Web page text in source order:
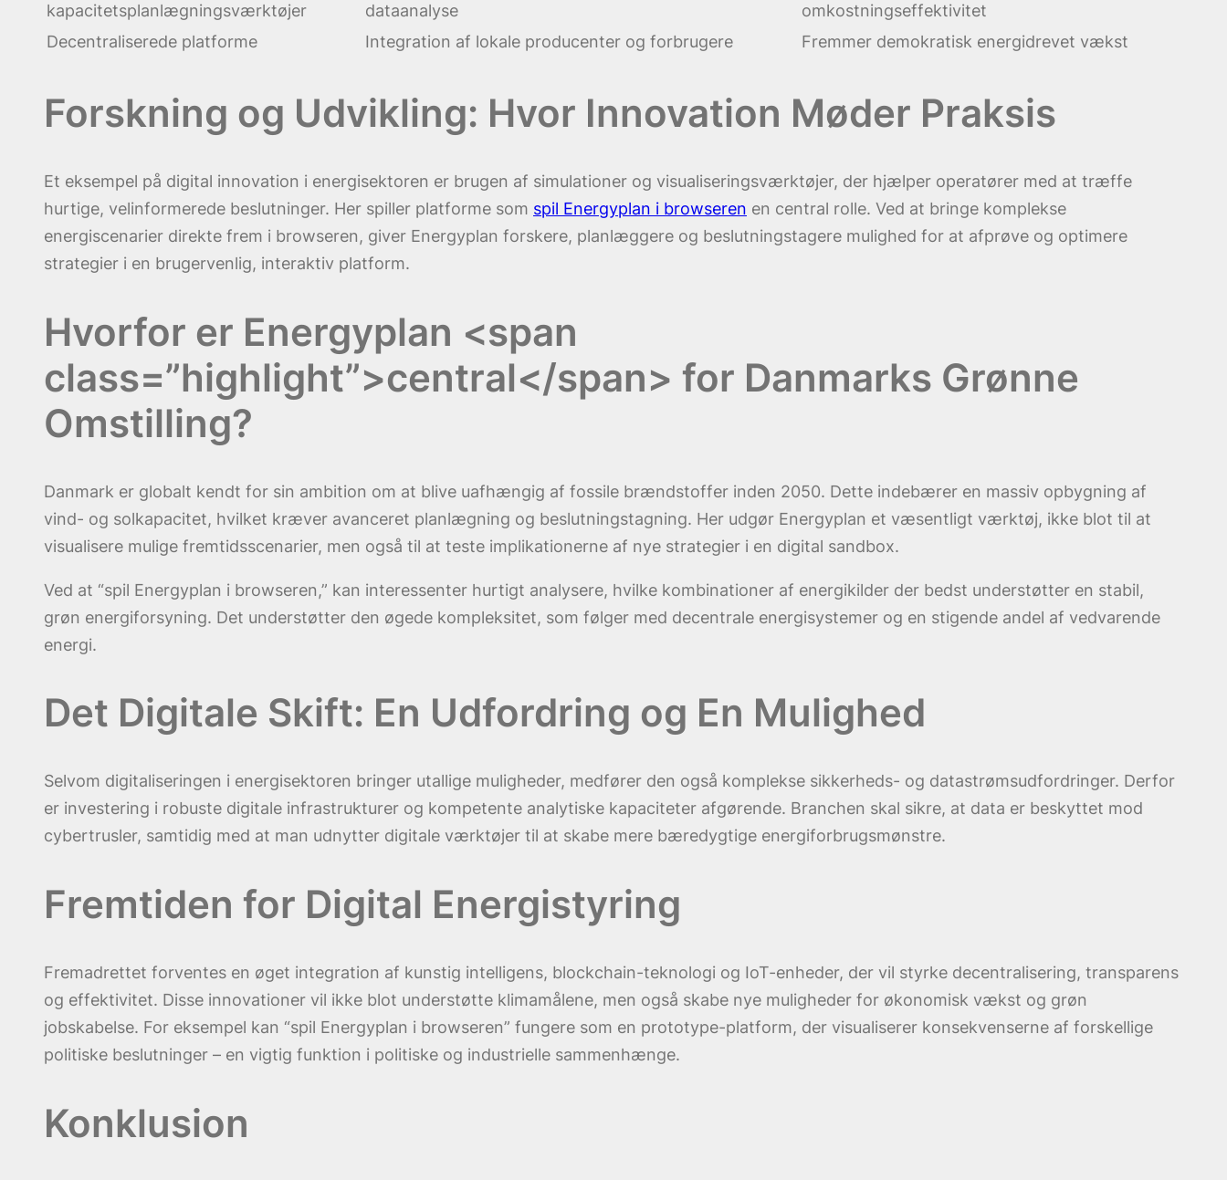
kapacitetsplanlægningsværktøjer
dataanalyse
omkostningseffektivitet
Decentraliserede platforme
Integration af lokale producenter og forbrugere Fremmer demokratisk energidrevet vækst
Forskning og Udvikling: Hvor Innovation Møder Praksis
Et eksempel på digital innovation i energisektoren er brugen af simulationer og visualiseringsværktøjer, der hjælper operatører med at træffe
hurtige, velinformerede beslutninger. Her spiller platforme som spil Energyplan i browseren en central rolle. Ved at bringe komplekse
energiscenarier direkte frem i browseren, giver Energyplan forskere, planlæggere og beslutningstagere mulighed for at afprøve og optimere
strategier i en brugervenlig, interaktiv platform.
Hvorfor er Energyplan <span
class=”highlight”>central</span> for Danmarks Grønne
Omstilling?
Danmark er globalt kendt for sin ambition om at blive uafhængig af fossile brændstoffer inden 2050. Dette indebærer en massiv opbygning af
vind- og solkapacitet, hvilket kræver avanceret planlægning og beslutningstagning. Her udgør Energyplan et væsentligt værktøj, ikke blot til at
visualisere mulige fremtidsscenarier, men også til at teste implikationerne af nye strategier i en digital sandbox.
Ved at “spil Energyplan i browseren,” kan interessenter hurtigt analysere, hvilke kombinationer af energikilder der bedst understøtter en stabil,
grøn energiforsyning. Det understøtter den øgede kompleksitet, som følger med decentrale energisystemer og en stigende andel af vedvarende
energi.
Det Digitale Skift: En Udfordring og En Mulighed
Selvom digitaliseringen i energisektoren bringer utallige muligheder, medfører den også komplekse sikkerheds- og datastrømsudfordringer. Derfor
er investering i robuste digitale infrastrukturer og kompetente analytiske kapaciteter afgørende. Branchen skal sikre, at data er beskyttet mod
cybertrusler, samtidig med at man udnytter digitale værktøjer til at skabe mere bæredygtige energiforbrugsmønstre.
Fremtiden for Digital Energistyring
Fremadrettet forventes en øget integration af kunstig intelligens, blockchain-teknologi og IoT-enheder, der vil styrke decentralisering, transparens
og effektivitet. Disse innovationer vil ikke blot understøtte klimamålene, men også skabe nye muligheder for økonomisk vækst og grøn
jobskabelse. For eksempel kan “spil Energyplan i browseren” fungere som en prototype-platform, der visualiserer konsekvenserne af forskellige
politiske beslutninger – en vigtig funktion i politiske og industrielle sammenhænge.
Konklusion